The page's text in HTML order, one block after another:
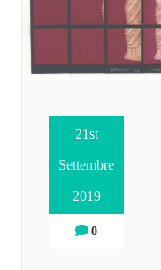
21st
Settembre
2019
0